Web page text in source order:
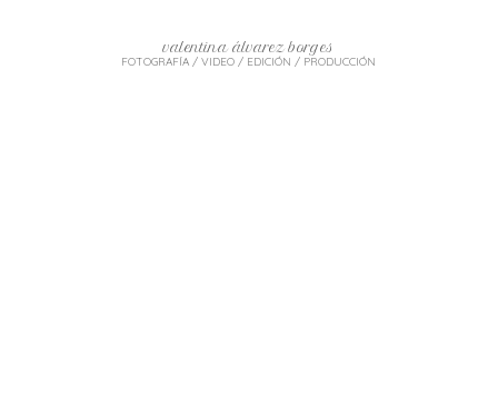
valentina álvarez borges
FOTOGRAFÍA / VIDEO / EDICIÓN / PRODUCCIÓN